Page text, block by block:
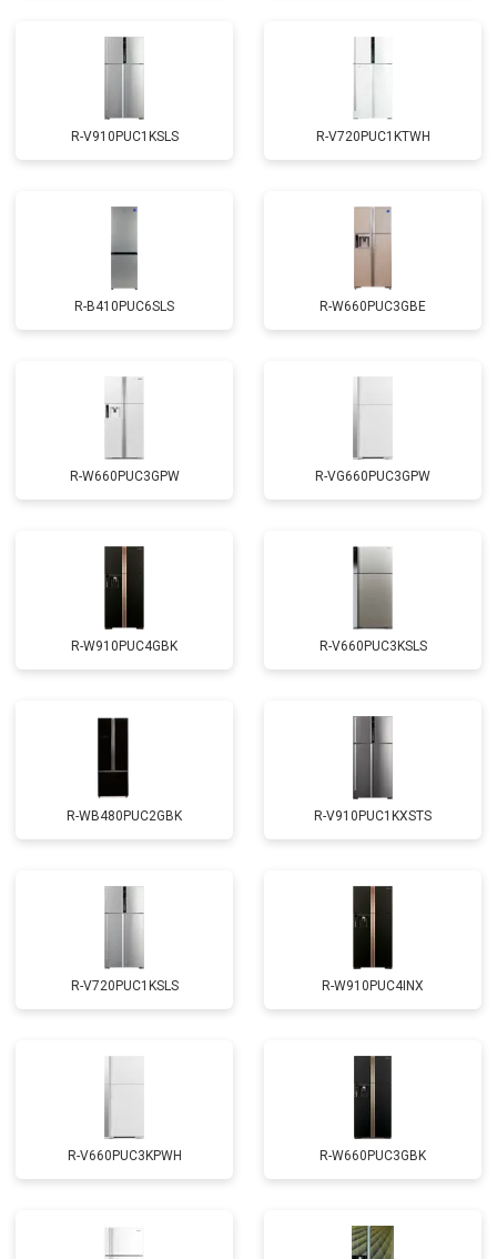
R-V910PUC1KSLS R-V720PUC1KTWH
R-B410PUC6SLS R-W660PUC3GBE
R-W660PUC3GPW R-VG660PUC3GPW
R-W910PUC4GBK R-V660PUC3KSLS
R-WB480PUC2GBK R-V910PUC1KXSTS
R-V720PUC1KSLS R-W910PUC4INX
R-V660PUC3KPWH R-W660PUC3GBK